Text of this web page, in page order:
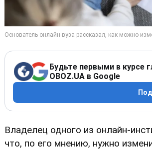
Будьте первыми в курсе
OBOZ.UA в Google
Владелец одного из онлайн-
что, по его мнению, нужно